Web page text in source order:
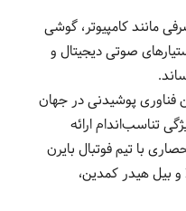
مانند کامپیوتر، گوشی
صوتی دیجیتال و
پوشیدنی در جهان
تناسب‌اندام ارائه
با تیم فوتبال بایرن
مونیخ دارد. استفن کری، ستاره NBA و بیل هیدر کمدین،